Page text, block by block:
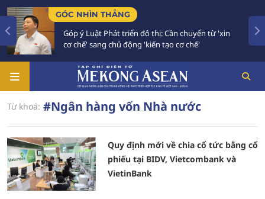
GÓC NHÌN THẲNG
Góp ý Luật Phát triển đô thị: Cần chuyển từ 'xin
cơ chế' sang chủ động 'kiến tạo cơ chế'
Từ khoá: #Ngân hàng vốn Nhà nước
Quy định mới về chia cổ tức bằng cổ
phiếu tại BIDV, Vietcombank và
VietinBank